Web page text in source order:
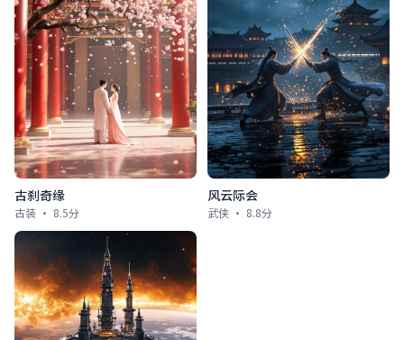
古刹奇缘
古装 · 8.5分
风云际会
武侠 · 8.8分